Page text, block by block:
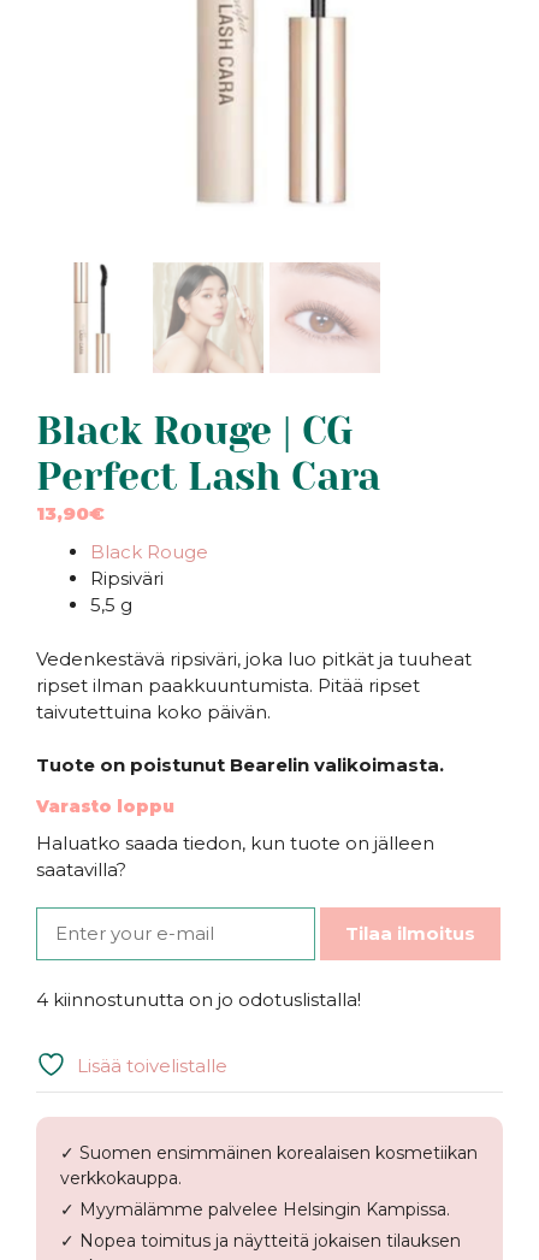
Black Rouge | CG
Perfect Lash Cara
13,90€
Black Rouge
Ripsiväri
5,5 g
Vedenkestävä ripsiväri, joka luo pitkät ja tuuheat
ripset ilman paakkuuntumista. Pitää ripset
taivutettuina koko päivän.
Tuote on poistunut Bearelin valikoimasta.
Varasto loppu
Haluatko saada tiedon, kun tuote on jälleen
saatavilla?
Tilaa ilmoitus
4 kiinnostunutta on jo odotuslistalla!
Lisää toivelistalle
✓ Suomen ensimmäinen korealaisen kosmetiikan
verkkokauppa.
✓ Myymälämme palvelee Helsingin Kampissa.
✓ Nopea toimitus ja näytteitä jokaisen tilauksen